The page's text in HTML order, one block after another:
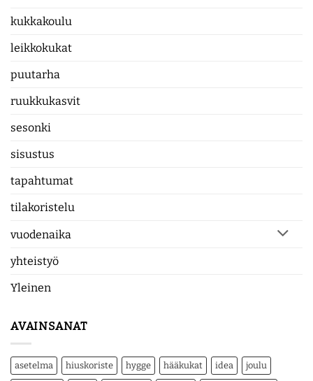
kukkakoulu
leikkokukat
puutarha
ruukkukasvit
sesonki
sisustus
tapahtumat
tilakoristelu
vuodenaika
yhteistyö
Yleinen
AVAINSANAT
asetelma hiuskoriste hygge hääkukat idea joulu